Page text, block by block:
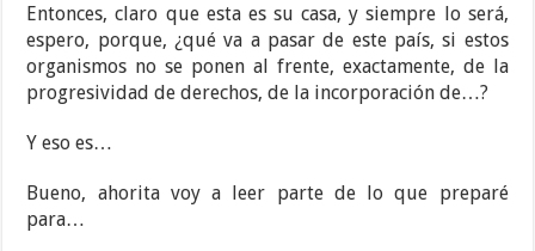
Entonces, claro que esta es su casa, y siempre lo será,
espero, porque, ¿qué va a pasar de este país, si estos
organismos no se ponen al frente, exactamente, de la
progresividad de derechos, de la incorporación de…?
Y eso es…
Bueno, ahorita voy a leer parte de lo que preparé
para…